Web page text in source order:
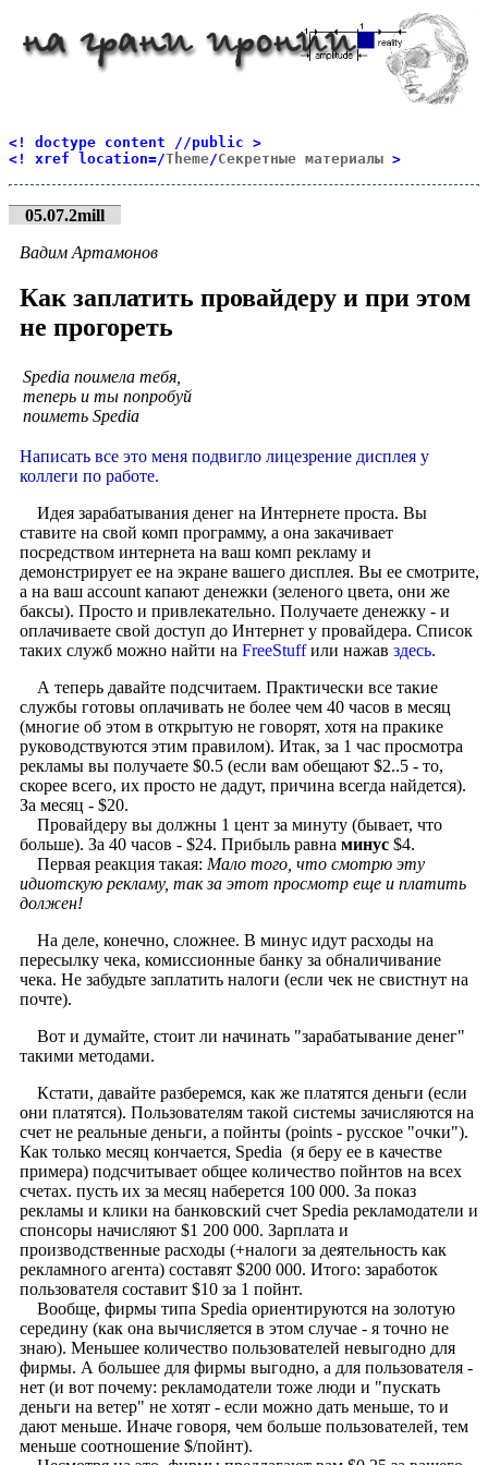
<! doctype content //public >
<! xref location=/Theme/Секретные материалы >
05.07.2mill
Вадим Артамонов
Как заплатить провайдеру и при этом
не прогореть
Spedia поимела тебя,
теперь и ты попробуй
поиметь Spedia
Написать все это меня подвигло лицезрение дисплея у
коллеги по работе.
Идея зарабатывания денег на Интернете проста. Вы
ставите на свой комп программу, а она закачивает
посредством интернета на ваш комп рекламу и
демонстрирует ее на экране вашего дисплея. Вы ее смотрите,
а на ваш account капают денежки (зеленого цвета, они же
баксы). Просто и привлекательно. Получаете денежку - и
оплачиваете свой доступ до Интернет у провайдера. Список
таких служб можно найти на FreeStuffили нажав здесь.
А теперь давайте подсчитаем. Практически все такие
службы готовы оплачивать не более чем 40 часов в месяц
(многие об этом в открытую не говорят, хотя на пракике
руководствуются этим правилом). Итак, за 1 час просмотра
рекламы вы получаете $0.5 (если вам обещают $2..5 - то,
скорее всего, их просто не дадут, причина всегда найдется).
За месяц - $20.
Провайдеру вы должны 1 цент за минуту (бывает, что
больше). За 40 часов - $24. Прибыль равна минус $4.
Первая реакция такая: Мало того, что смотрю эту
идиотскую рекламу, так за этот просмотр еще и платить
должен!
На деле, конечно, сложнее. В минус идут расходы на
пересылку чека, комиссионные банку за обналичивание
чека. Не забудьте заплатить налоги (если чек не свистнут на
почте).
Вот и думайте, стоит ли начинать "зарабатывание денег"
такими методами.
Кстати, давайте разберемся, как же платятся деньги (если
они платятся). Пользователям такой системы зачисляются на
счет не реальные деньги, а пойнты (points - русское "очки").
Как только месяц кончается, Spedia (я беру ее в качестве
примера) подсчитывает общее количество пойнтов на всех
счетах. пусть их за месяц наберется 100 000. За показ
рекламы и клики на банковский счет Spedia рекламодатели и
спонсоры начисляют $1 200 000. Зарплата и
производственные расходы (+налоги за деятельность как
рекламного агента) составят $200 000. Итого: заработок
пользователя составит $10 за 1 пойнт.
Вообще, фирмы типа Spedia ориентируются на золотую
середину (как она вычисляется в этом случае - я точно не
знаю). Меньшее количество пользователей невыгодно для
фирмы. А большее для фирмы выгодно, а для пользователя -
нет (и вот почему: рекламодатели тоже люди и "пускать
деньги на ветер" не хотят - если можно дать меньше, то и
дают меньше. Иначе говоря, чем больше пользователей, тем
меньше соотношение $/пойнт).